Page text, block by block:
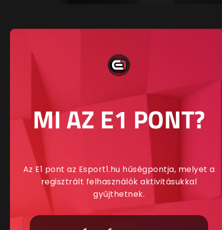
MI AZ E1 PONT?
Az E1 pont az Esport1.hu hűségpontja, melyet a
regisztrált felhasználók aktivitásukkal
gyűjthetnek.